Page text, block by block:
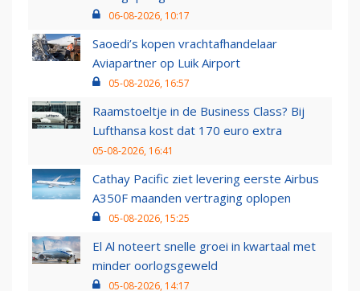
06-08-2026, 10:17
Saoedi’s kopen vrachtafhandelaar
Aviapartner op Luik Airport
05-08-2026, 16:57
Raamstoeltje in de Business Class? Bij
Lufthansa kost dat 170 euro extra
05-08-2026, 16:41
Cathay Pacific ziet levering eerste Airbus
A350F maanden vertraging oplopen
05-08-2026, 15:25
El Al noteert snelle groei in kwartaal met
minder oorlogsgeweld
05-08-2026, 14:17